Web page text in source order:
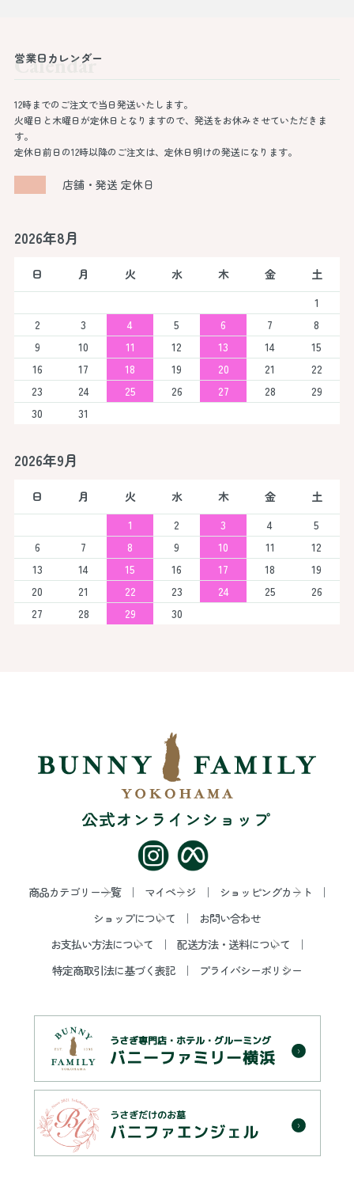
Calendar
営業日カレンダー
12時までのご注文で当日発送いたします。
火曜日と木曜日が定休日となりますので、発送をお休みさせていただきま
す。
定休日前日の12時以降のご注文は、定休日明けの発送になります。
店舗・発送 定休日
2026年8月
日 月 火 水 木 金
土
1
2
3 4 5 6 7
8
9
10 11 12 13 14
15
16
17 18 19 20 21
22
23
24 25 26 27 28
29
30
31
2026年9月
日 月 火 水 木 金
土
1
2 3 4
5
6
7 8 9 10 11
12
13
14 15 16 17 18
19
20
21 22 23 24 25
26
27
28 29 30
商品カテゴリー一覧 マイページ
ショッピングカート
ショップについて
お問い合わせ
お支払い方法について
配送方法・送料について
特定商取引法に基づく表記
プライバシーポリシー